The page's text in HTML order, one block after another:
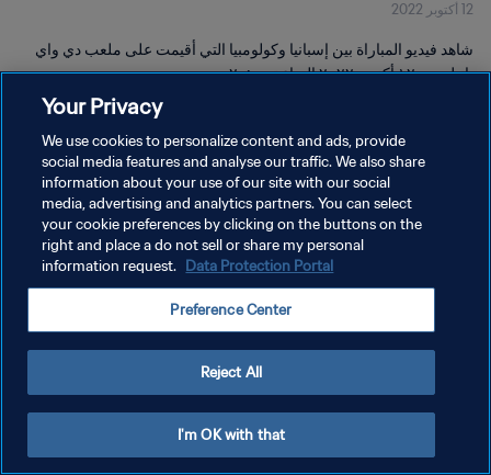
12 أكتوبر 2022
شاهد فيديو المباراة بين إسبانيا وكولومبيا التي أقيمت على ملعب دي واي
باتيل يوم ١٢ أكتوبر ٢٠٢٢ الساعة ٢٠:٠٠
سياسة الخصوصية
إدارة تفضيلات ملفات تعريف الارتباط
Your Privacy
We use cookies to personalize content and ads, provide
social media features and analyse our traffic. We also share
information about your use of our site with our social
media, advertising and analytics partners. You can select
your cookie preferences by clicking on the buttons on the
right and place a do not sell or share my personal
information request. Data Protection Portal
Preference Center
Reject All
I'm OK with that